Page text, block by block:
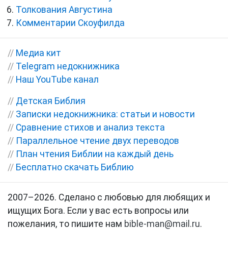
Толкования Августина
Комментарии Скоуфилда
// Медиа кит
// Telegram недокнижника
// Наш YouTube канал
// Детская Библия
// Записки недокнижника: статьи и новости
// Сравнение стихов и анализ текста
// Параллельное чтение двух переводов
// План чтения Библии на каждый день
// Бесплатно скачать Библию
2007–2026. Сделано с любовью для любящих и
ищущих Бога. Если у вас есть вопросы или
пожелания, то пишите нам bible-man@mail.ru.